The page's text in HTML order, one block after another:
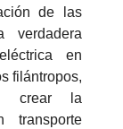
de las
verdadera
en
filántropos,
crear la
transporte